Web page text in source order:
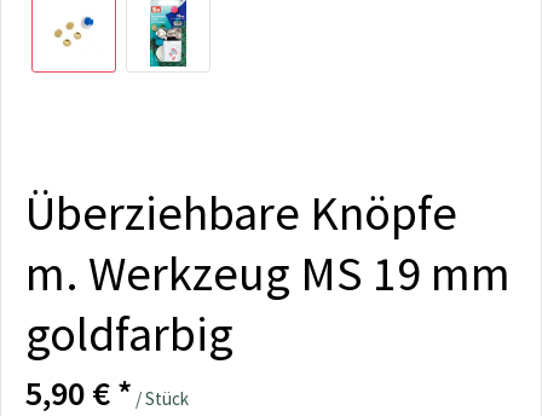
Überziehbare Knöpfe
m. Werkzeug MS 19 mm
goldfarbig
5,90 € * / Stück